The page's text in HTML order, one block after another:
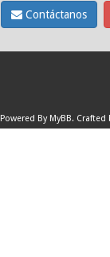
Contáctanos
Powered By MyBB. Crafted